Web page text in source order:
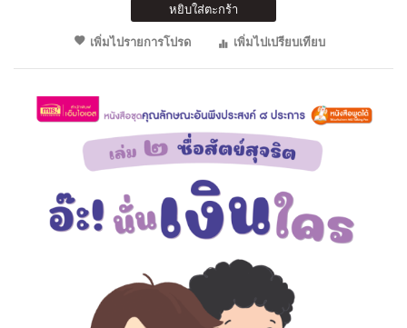
หยิบใส่ตะกร้า
เพิ่มไปรายการโปรด
เพิ่มไปเปรียบเทียบ